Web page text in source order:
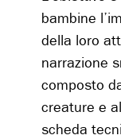
bambine
della loro
narrazione
composto
creature e
scheda